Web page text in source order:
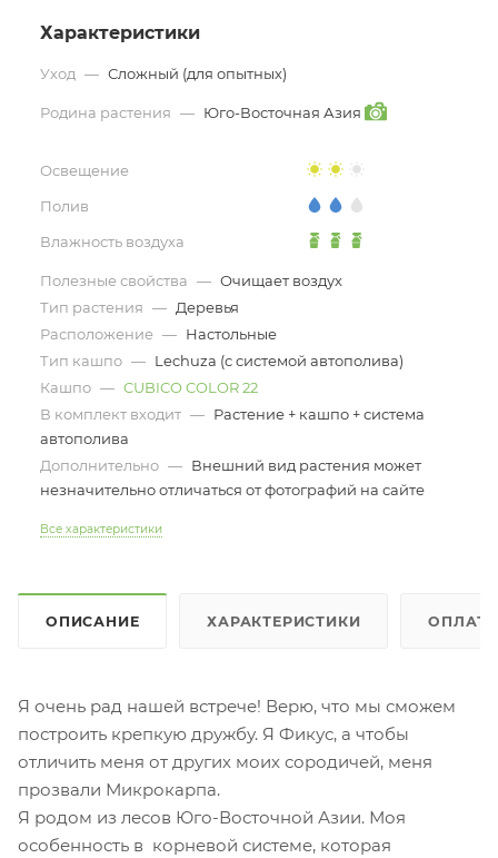
Характеристики
Уход — Сложный (для опытных)
Родина растения — Юго-Восточная Азия
Освещение
Полив
Влажность воздуха
Полезные свойства — Очищает воздух
Тип растения — Деревья
Расположение — Настольные
Тип кашпо — Lechuza (с системой автополива)
Кашпо — CUBICO COLOR 22
В комплект входит — Растение + кашпо + система
автополива
Дополнительно — Внешний вид растения может
незначительно отличаться от фотографий на сайте
Все характеристики
ОПИСАНИЕ ХАРАКТЕРИСТИКИ
Я очень рад нашей встрече! Верю, что мы сможем
построить крепкую дружбу. Я Фикус, а чтобы
отличить меня от других моих сородичей, меня
прозвали Микрокарпа.
Я родом из лесов Юго-Восточной Азии. Моя
особенность в корневой системе, которая